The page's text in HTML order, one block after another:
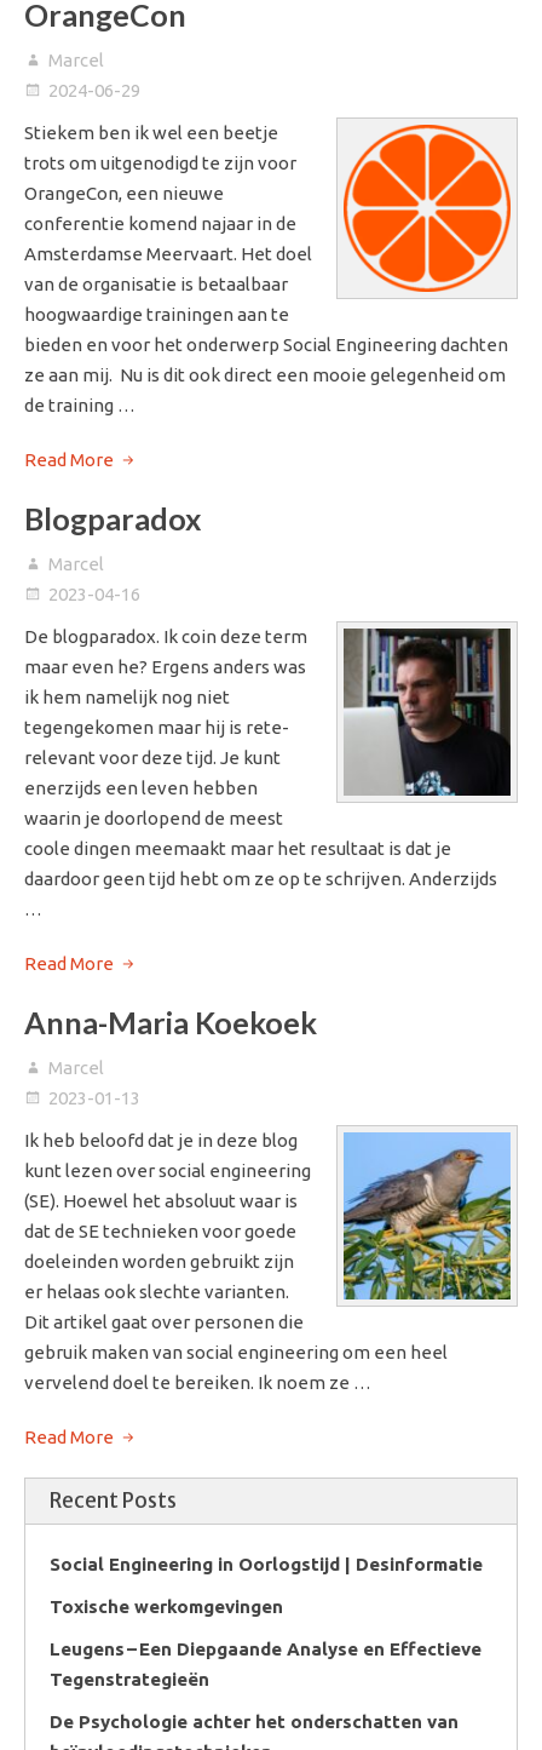
OrangeCon
Marcel
2024-06-29
Stiekem ben ik wel een beetje
trots om uitgenodigd te zijn voor
OrangeCon, een nieuwe
conferentie komend najaar in de
Amsterdamse Meervaart. Het doel
van de organisatie is betaalbaar
hoogwaardige trainingen aan te
bieden en voor het onderwerp Social Engineering dachten
ze aan mij. Nu is dit ook direct een mooie gelegenheid om
de training …
Read More
Blogparadox
Marcel
2023-04-16
De blogparadox. Ik coin deze term
maar even he? Ergens anders was
ik hem namelijk nog niet
tegengekomen maar hij is rete-
relevant voor deze tijd. Je kunt
enerzijds een leven hebben
waarin je doorlopend de meest
coole dingen meemaakt maar het resultaat is dat je
daardoor geen tijd hebt om ze op te schrijven. Anderzijds
…
Read More
Anna-Maria Koekoek
Marcel
2023-01-13
Ik heb beloofd dat je in deze blog
kunt lezen over social engineering
(SE). Hoewel het absoluut waar is
dat de SE technieken voor goede
doeleinden worden gebruikt zijn
er helaas ook slechte varianten.
Dit artikel gaat over personen die
gebruik maken van social engineering om een heel
vervelend doel te bereiken. Ik noem ze …
Read More
Recent Posts
Social Engineering in Oorlogstijd | Desinformatie
Toxische werkomgevingen
Leugens – Een Diepgaande Analyse en Effectieve
Tegenstrategieën
De Psychologie achter het onderschatten van